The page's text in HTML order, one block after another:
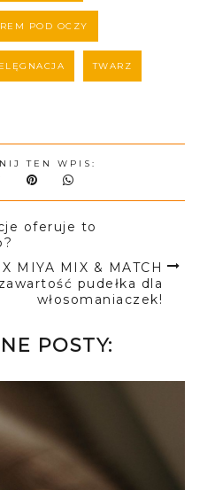
POD OCZY
TWARZ
TEN WPIS:
oferuje to
MIYA MIX & MATCH
pudełka dla
włosomaniaczek!
POSTY: